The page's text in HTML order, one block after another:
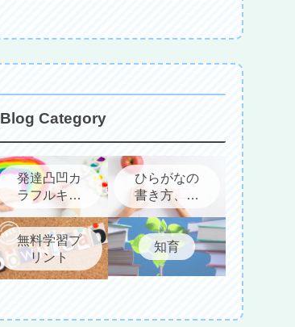
Blog Category
発達凸凹カ
ラフルキッ
ズについて
ひらがなの
書き方、教
え方
無料学習プ
リント
知育